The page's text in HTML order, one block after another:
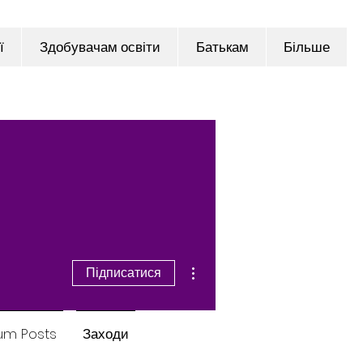
Здобувачам освіти Батькам Більше
Підписатися
Posts Заходи